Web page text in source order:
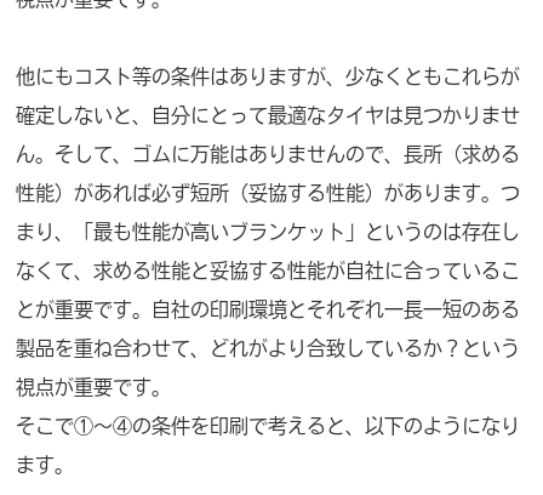
他にもコスト等の条件はありますが、少なくともこれらが
確定しないと、自分にとって最適なタイヤは見つかりませ
ん。そして、ゴムに万能はありませんので、長所（求める
性能）があれば必ず短所（妥協する性能）があります。つ
まり、「最も性能が高いブランケット」というのは存在し
なくて、求める性能と妥協する性能が自社に合っているこ
とが重要です。自社の印刷環境とそれぞれ一長一短のある
製品を重ね合わせて、どれがより合致しているか？という
視点が重要です。
そこで①～④の条件を印刷で考えると、以下のようになり
ます。